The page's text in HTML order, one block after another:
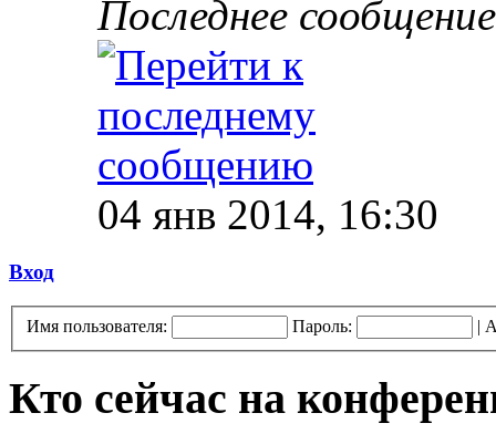
Последнее сообщение
04 янв 2014, 16:30
Вход
Имя пользователя: Пароль: |
Кто сейчас на